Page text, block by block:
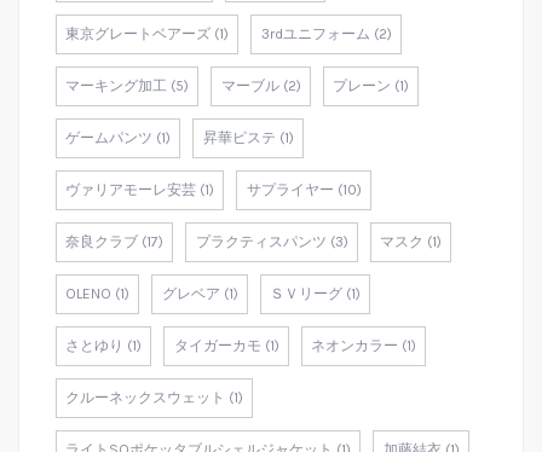
東京グレートベアーズ (1) 3rdユニフォーム (2)
マーキング加工 (5) マーブル (2) プレーン (1)
ゲームパンツ (1) 昇華ピステ (1)
ヴァリアモーレ安芸 (1) サプライヤー (10)
奈良クラブ (17) プラクティスパンツ (3) マスク (1)
OLENO (1) グレベア (1) ＳＶリーグ (1)
さとゆり (1) タイガーカモ (1) ネオンカラー (1)
クルーネックスウェット (1)